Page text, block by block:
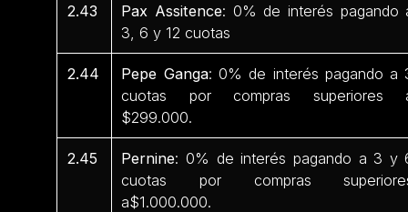
2.43 Pax Assitence: 0% de interés pagando
3, 6 y 12 cuotas
2.44 Pepe Ganga: 0% de interés pagando a
cuotas por compras superiores
$299.000.
2.45 Pernine: 0% de interés pagando a 3 y
cuotas por compras
a$1.000.000.